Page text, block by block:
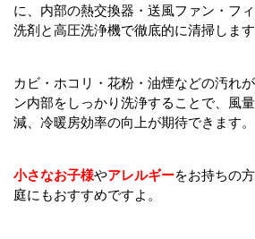
に、内部の熱交換器・送風ファン・フ
洗剤と高圧洗浄機で徹底的に清掃します
カビ・ホコリ・花粉・油煙などの汚れ
ン内部をしっかり洗浄することで、風
減、冷暖房効率の向上が期待できます。
小さなお子様やアレルギーをお持ちの
庭にもおすすめですよ。